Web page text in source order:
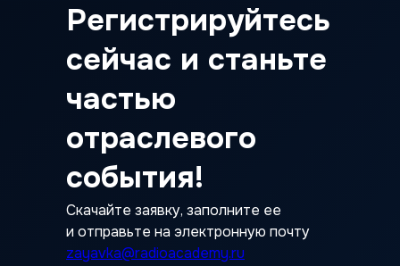
Регистрируйтесь
сейчас и станьте
частью
отраслевого
события!
Скачайте заявку, заполните ее
и отправьте на электронную почту
zayavka@radioacademy.ru